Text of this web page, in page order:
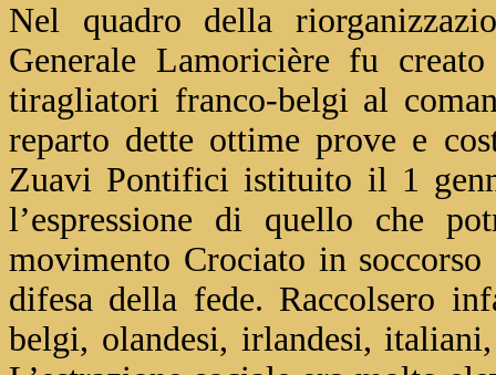
Nel quadro della
Generale Lamoricière fu
tiragliatori franco-belgi al
reparto dette ottime prove e
Zuavi Pontifici istituito il 1
l’espressione di quello che
movimento Crociato in
difesa della fede. Raccolsero
belgi, olandesi, irlandesi,